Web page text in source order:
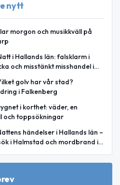
nytt
morgon och musikkväll på
i Hallands län: falsklarm i
och misstänkt misshandel i
golv har vår stad?
i Falkenberg
i korthet: väder, en
och toppsökningar
händelser i Hallands län –
i Halmstad och mordbrand i